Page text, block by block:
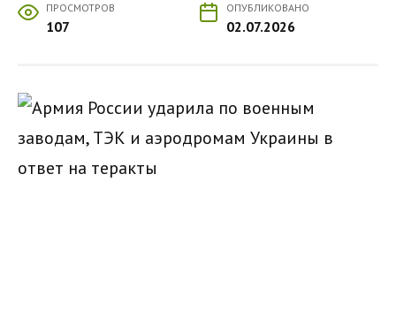
ПРОСМОТРОВ
107
ОПУБЛИКОВАНО
02.07.2026